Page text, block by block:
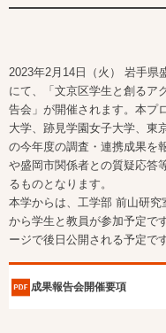
2023年2月14日（火） 岩手県
にて、「文京区学生と創るア
告会」が開催されます。本プ
大学、跡見学園女子大学、東
の今年度の調査・連携成果を
や盛岡市関係者との質疑応答
るものとなります。
本学からは、工学部 前山研
から学生と教員が参加予定で
ージで後日公開される予定です
成果報告会開催要項